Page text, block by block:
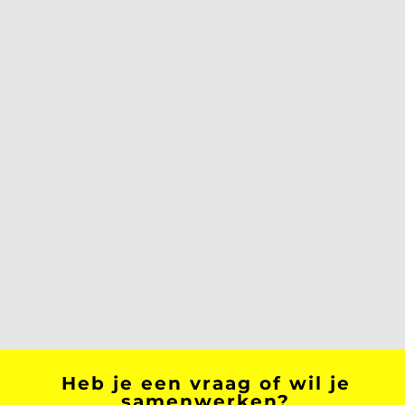
Heb je een vraag of wil je